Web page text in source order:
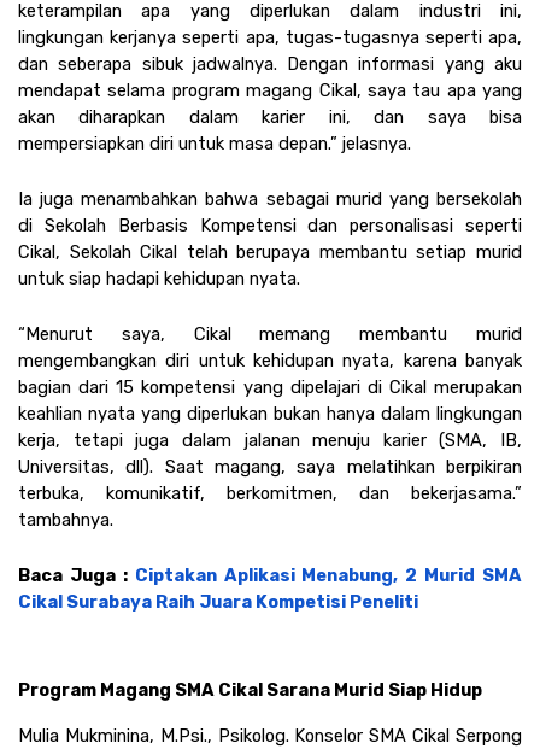
keterampilan apa yang diperlukan dalam industri ini,
lingkungan kerjanya seperti apa, tugas-tugasnya seperti apa,
dan seberapa sibuk jadwalnya. Dengan informasi yang aku
mendapat selama program magang Cikal, saya tau apa yang
akan diharapkan dalam karier ini, dan saya bisa
mempersiapkan diri untuk masa depan.” jelasnya.
Ia juga menambahkan bahwa sebagai murid yang bersekolah
di Sekolah Berbasis Kompetensi dan personalisasi seperti
Cikal, Sekolah Cikal telah berupaya membantu setiap murid
untuk siap hadapi kehidupan nyata.
“Menurut saya, Cikal memang membantu murid
mengembangkan diri untuk kehidupan nyata, karena banyak
bagian dari 15 kompetensi yang dipelajari di Cikal merupakan
keahlian nyata yang diperlukan bukan hanya dalam lingkungan
kerja, tetapi juga dalam jalanan menuju karier (SMA, IB,
Universitas, dll). Saat magang, saya melatihkan berpikiran
terbuka, komunikatif, berkomitmen, dan bekerjasama.”
tambahnya.
Baca Juga : Ciptakan Aplikasi Menabung, 2 Murid SMA
Cikal Surabaya Raih Juara Kompetisi Peneliti
Program Magang SMA Cikal Sarana Murid Siap Hidup
Mulia Mukminina, M.Psi., Psikolog. Konselor SMA Cikal Serpong